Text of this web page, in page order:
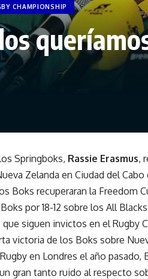
CHAMPIONSHIP
Springboks, Rassie Erasmus,
Zelanda en Ciudad del
Boks recuperaran la Freedom
por 18-12 sobre los All
siguen invictos en el Rugby
victoria de los Boks sobre
en Londres el año
gran tanto ruido al respecto